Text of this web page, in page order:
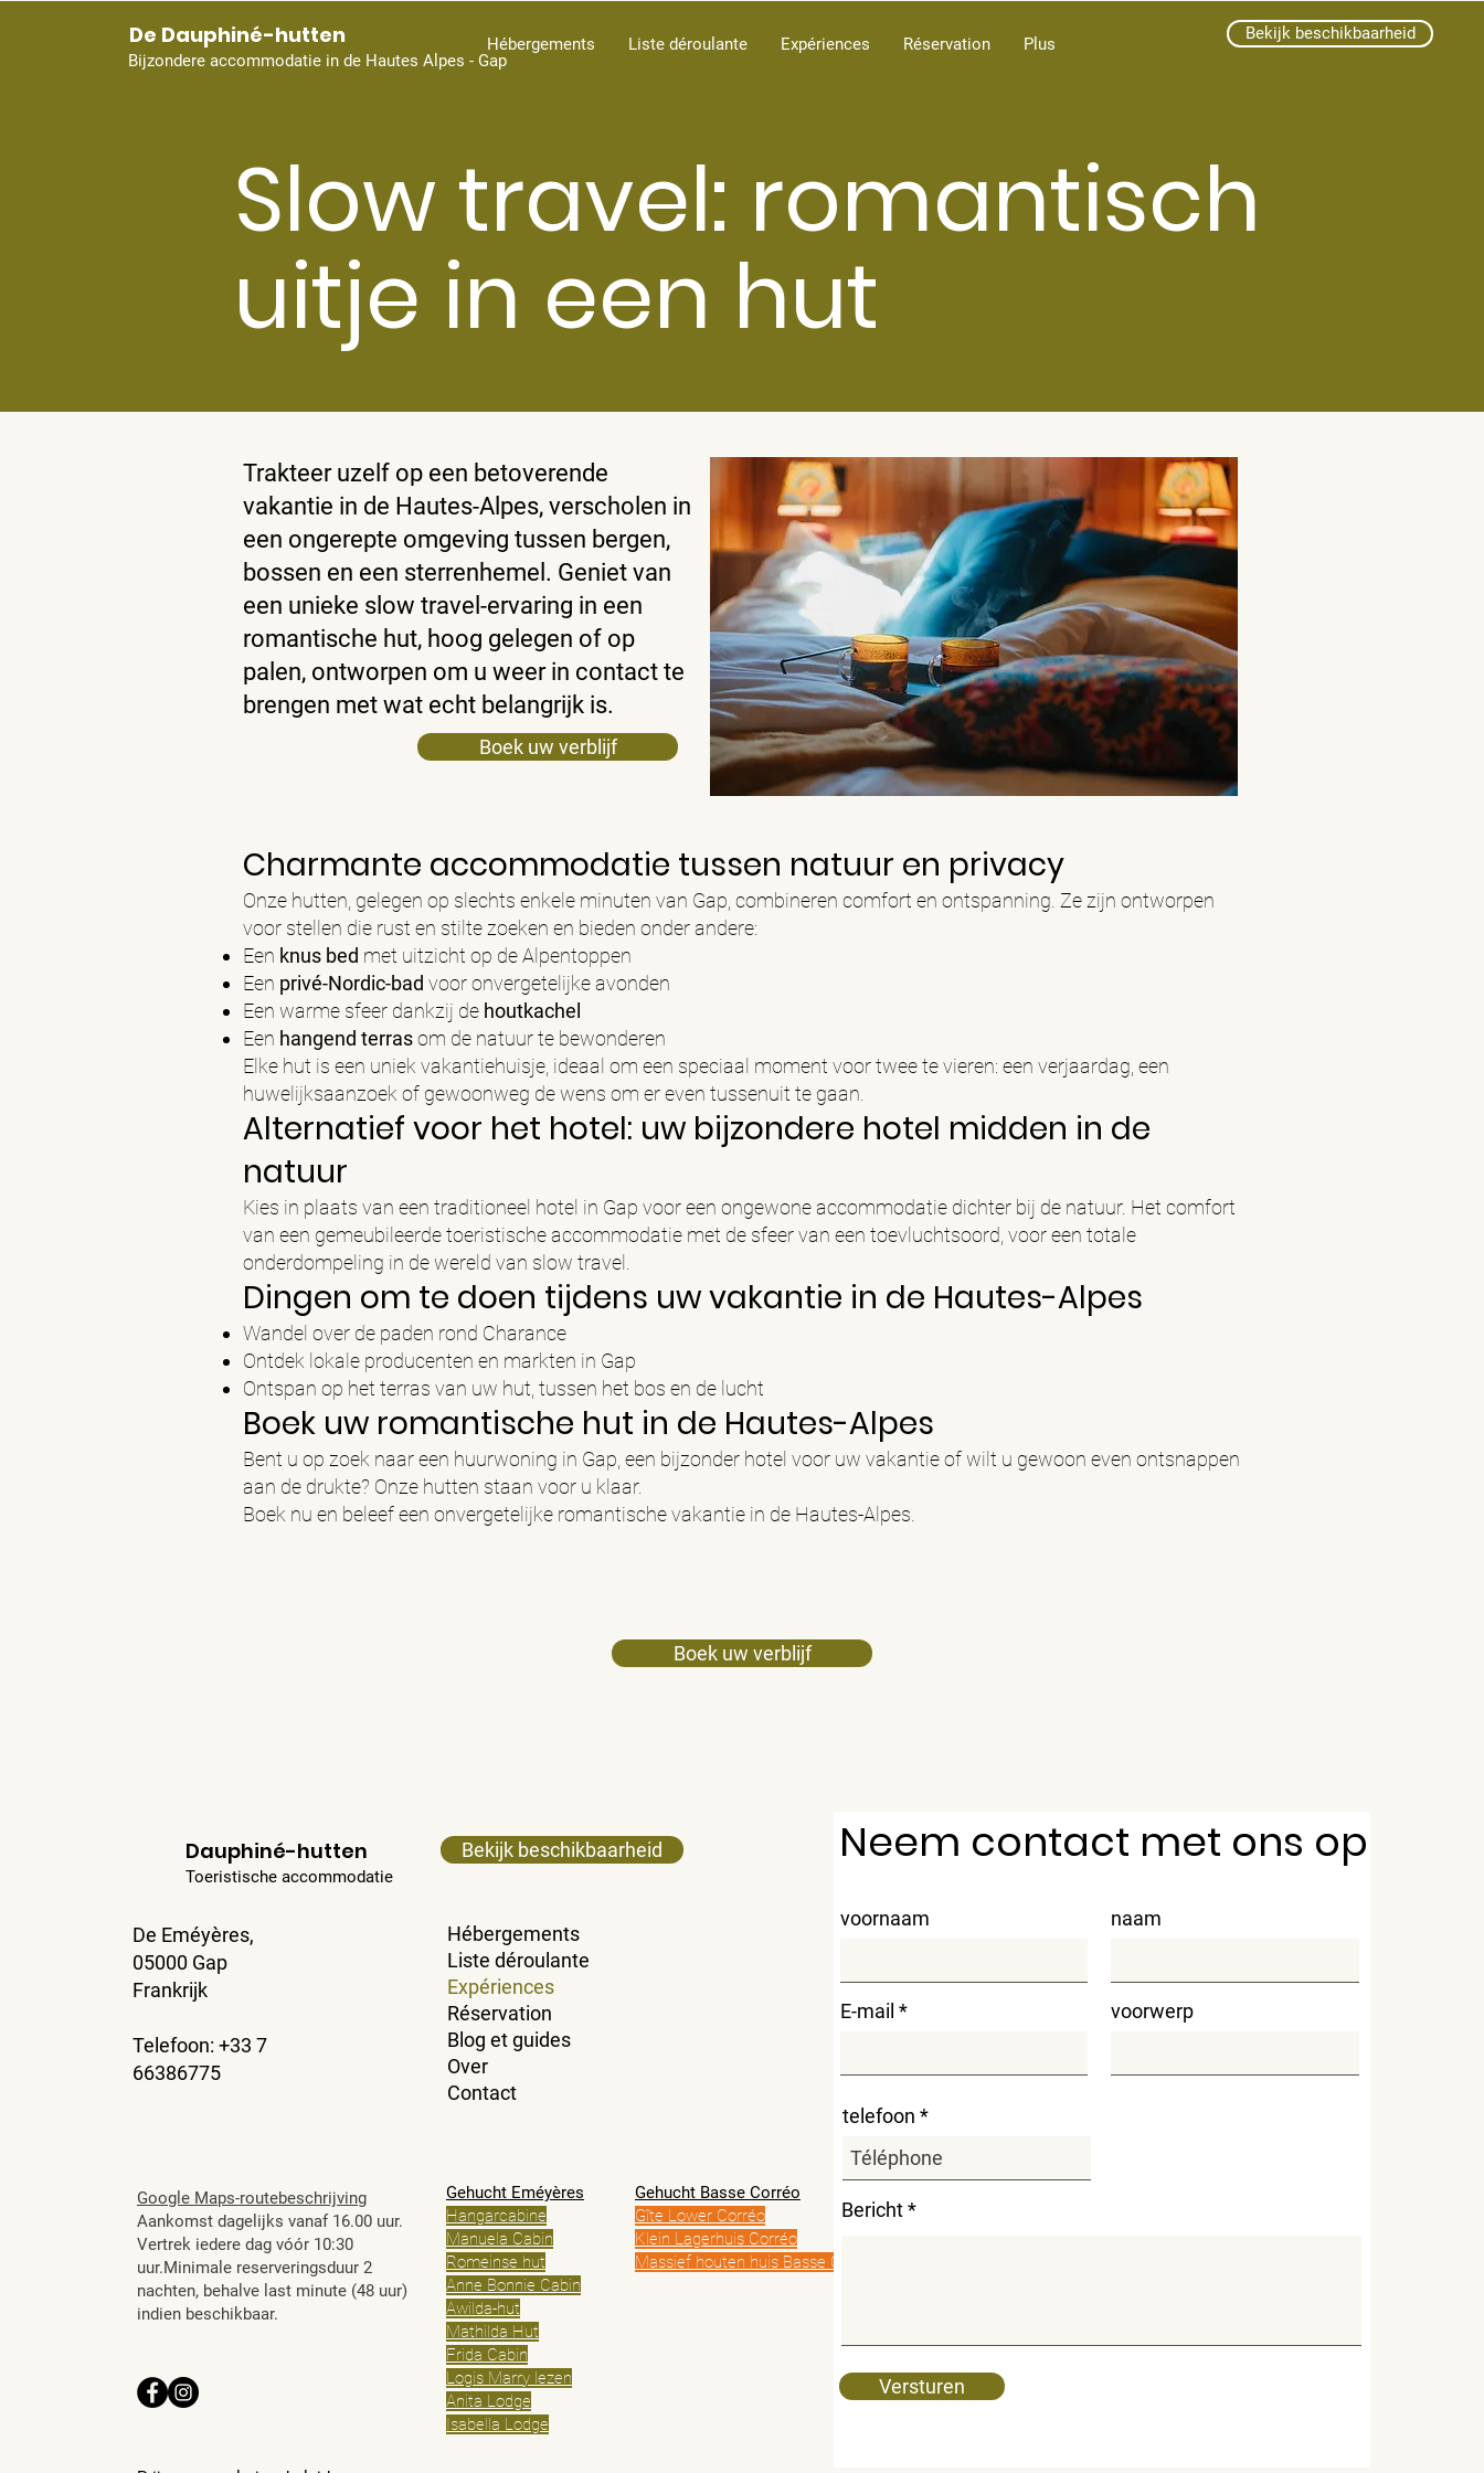
De Dauphiné-hutten
Bijzondere accommodatie in de Hautes Alpes - Gap
Hébergements Liste déroulante Expériences Réservation Plus
Bekijk beschikbaarheid
Slow travel: romantisch
uitje in een hut
Trakteer uzelf op een betoverende
vakantie in de Hautes-Alpes, verscholen in
een ongerepte omgeving tussen bergen,
bossen en een sterrenhemel. Geniet van
een unieke slow travel-ervaring in een
romantische hut, hoog gelegen of op
palen, ontworpen om u weer in contact te
brengen met wat echt belangrijk is.
Boek uw verblijf
Charmante accommodatie tussen natuur en privacy
Onze hutten, gelegen op slechts enkele minuten van Gap, combineren comfort en ontspanning. Ze zijn ontworpen
voor stellen die rust en stilte zoeken en bieden onder andere:
Een knus bed met uitzicht op de Alpentoppen
Een privé-Nordic-bad voor onvergetelijke avonden
Een warme sfeer dankzij de houtkachel
Een hangend terrasom de natuur te bewonderen
Elke hut is een uniek vakantiehuisje, ideaal om een speciaal moment voor twee te vieren: een verjaardag, een
huwelijksaanzoek of gewoonweg de wens om er even tussenuit te gaan.
Alternatief voor het hotel: uw bijzondere hotel midden in de
natuur
Kies in plaats van een traditioneel hotel in Gap voor een ongewone accommodatie dichter bij de natuur. Het comfort
van een gemeubileerde toeristische accommodatie met de sfeer van een toevluchtsoord, voor een totale
onderdompeling in de wereld van slow travel.
Dingen om te doen tijdens uw vakantie in de Hautes-Alpes
Wandel over de paden rond Charance
Ontdek lokale producenten en markten in Gap
Ontspan op het terras van uw hut, tussen het bos en de lucht
Boek uw romantische hut in de Hautes-Alpes
Bent u op zoek naar een huurwoning in Gap, een bijzonder hotel voor uw vakantie of wilt u gewoon even ontsnappen
aan de drukte? Onze hutten staan voor u klaar.
Boek nu en beleef een onvergetelijke romantische vakantie in de Hautes-Alpes.
Boek uw verblijf
Dauphiné-hutten
Toeristische accommodatie
Bekijk beschikbaarheid
De Eméyères,
05000 Gap
Frankrijk
Telefoon: +33 7
66386775
Hébergements
Liste déroulante
Expériences
Réservation
Blog et guides
Over
Contact
Google Maps-routebeschrijving
Aankomst dagelijks vanaf 16.00 uur.
Vertrek iedere dag vóór 10:30
uur.Minimale reserveringsduur 2
nachten, behalve last minute (48 uur)
indien beschikbaar.
Gehucht Eméyères
Hangarcabine
Manuela Cabin
Romeinse hut
Anne Bonnie Cabin
Awilda-hut
Mathilda Hut
Frida Cabin
Logis Marry lezen
Anita Lodge
Isabella Lodge
Gehucht Basse Corréo
Gîte Lower Corréo
Klein Lagerhuis Corréo
Massief houten huis Basse Corréo
Neem contact met ons op
voornaam naam
E-mail voorwerp
telefoon
Bericht
Versturen